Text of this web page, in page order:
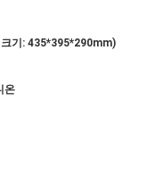
기: 435*395*290mm)
온